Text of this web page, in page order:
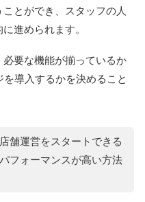
とができ、スタッフの人
進められます。
要な機能が揃っているか
導入するかを決めること
舗運営をスタートできる
フォーマンスが高い方法